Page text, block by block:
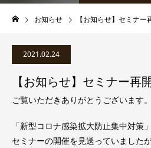
お知らせ 【お知らせ】セミナー
2021.02.24
【お知らせ】セミナー再
ご覧いただきありがとうございます。
「新型コロナ感染拡大防止集中対策
セミナーの開催を見送っていましたが